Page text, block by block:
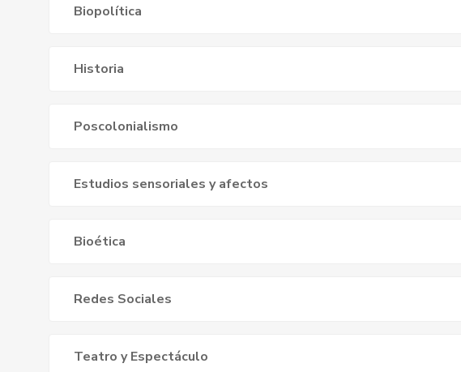
Biopolítica
Historia
Poscolonialismo
Estudios sensoriales y afectos
Bioética
Redes Sociales
Teatro y Espectáculo